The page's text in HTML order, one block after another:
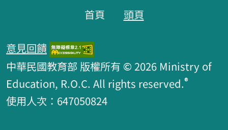
首頁 頭頁
意見回饋
中華民國教育部 版權所有 © 2026 Ministry of
Education, R.O.C. All rights reserved.®
使用人次：647050824